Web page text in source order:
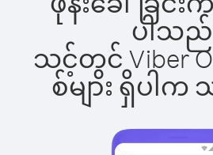
ပါသည်
သင့်တွင် Viber
စ်များ ရှိပါ